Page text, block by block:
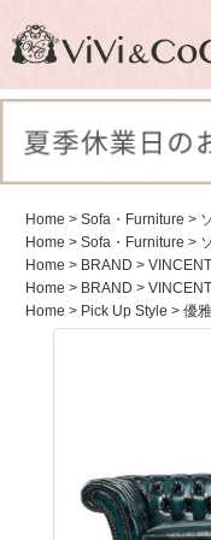
Home > Sofa・Furniture >
Home > Sofa・Furniture >
Home > BRAND >
Home > BRAND >
Home > Pick Up Style > 優
商品検索：